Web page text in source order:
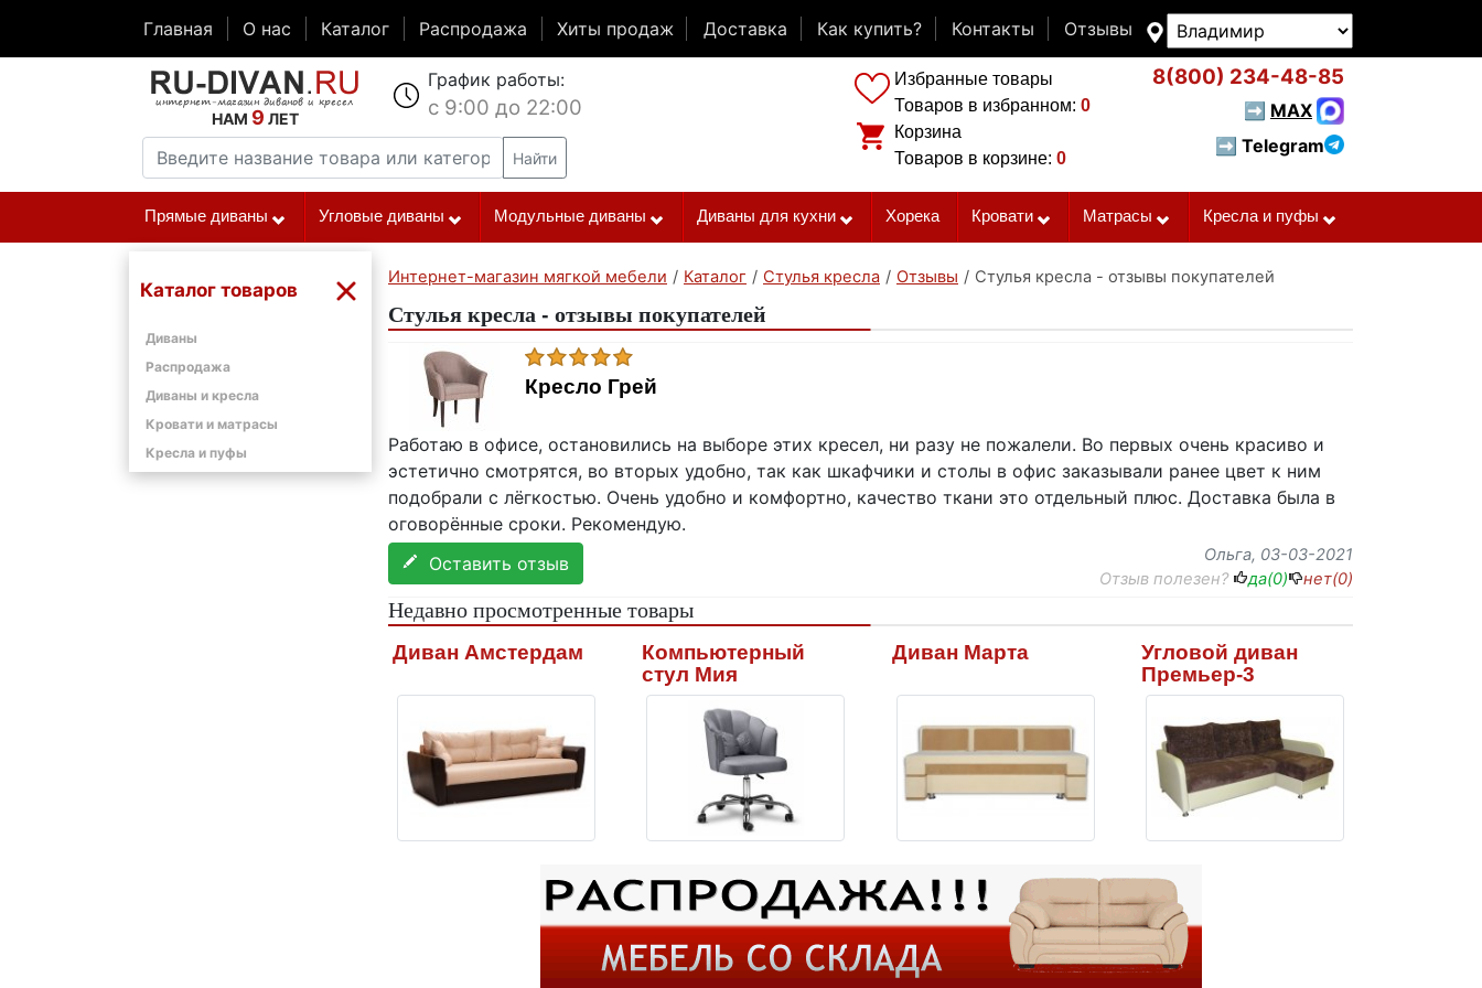
Главная О нас Каталог Распродажа Хиты продаж Доставка Как купить? Контакты Отзывы
НАМ 9 ЛЕТ
График работы:
с 9:00 до 22:00
Найти
Избранные товары
Товаров в избранном: 0
Корзина
Товаров в корзине: 0
8(800) 234-48-85
➡ MAX
➡ Telegram
Прямые диваны Угловые диваны Модульные диваны Диваны для кухни Хорека Кровати Матрасы Кресла и пуфы
Каталог товаров
Диваны
Распродажа
Диваны и кресла
Кровати и матрасы
Кресла и пуфы
Интернет-магазин мягкой мебели / Каталог / Стулья кресла / Отзывы / Стулья кресла - отзывы покупателей
Стулья кресла - отзывы покупателей
Кресло Грей
Работаю в офисе, остановились на выборе этих кресел, ни разу не пожалели. Во первых очень красиво и
эстетично смотрятся, во вторых удобно, так как шкафчики и столы в офис заказывали ранее цвет к ним
подобрали с лёгкостью. Очень удобно и комфортно, качество ткани это отдельный плюс. Доставка была в
оговорённые сроки. Рекомендую.
Оставить отзыв
Ольга, 03-03-2021
Отзыв полезен?
да(0) нет(0)
Недавно просмотренные товары
Диван Амстердам
Компьютерный
стул Мия
Диван Марта
Угловой диван
Премьер-3